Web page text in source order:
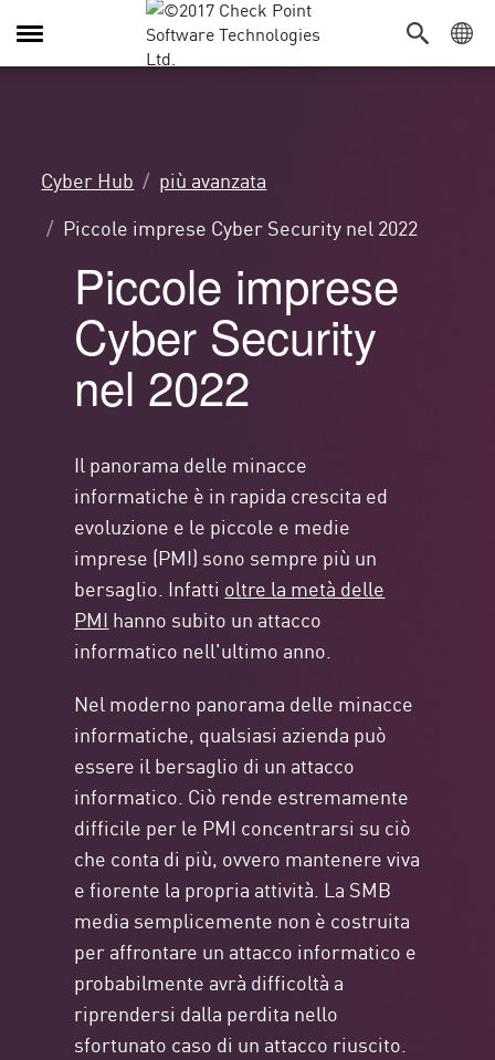
Attiva/Disattiva
navigazione
Cyber Hub
più avanzata
Piccole imprese Cyber Security nel 2022
Piccole imprese
Cyber Security
nel 2022
Il panorama delle minacce
informatiche è in rapida crescita ed
evoluzione e le piccole e medie
imprese (PMI) sono sempre più un
bersaglio. Infatti oltre la metà delle
PMI hanno subito un attacco
informatico nell'ultimo anno.
Nel moderno panorama delle minacce
informatiche, qualsiasi azienda può
essere il bersaglio di un attacco
informatico. Ciò rende estremamente
difficile per le PMI concentrarsi su ciò
che conta di più, ovvero mantenere viva
e fiorente la propria attività. La SMB
media semplicemente non è costruita
per affrontare un attacco informatico e
probabilmente avrà difficoltà a
riprendersi dalla perdita nello
sfortunato caso di un attacco riuscito.